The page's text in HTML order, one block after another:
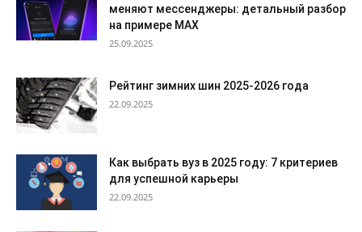
меняют мессенджеры: детальный разбор
на примере MAX
25.09.2025
Рейтинг зимних шин 2025-2026 года
22.09.2025
Как выбрать вуз в 2025 году: 7 критериев
для успешной карьеры
22.09.2025